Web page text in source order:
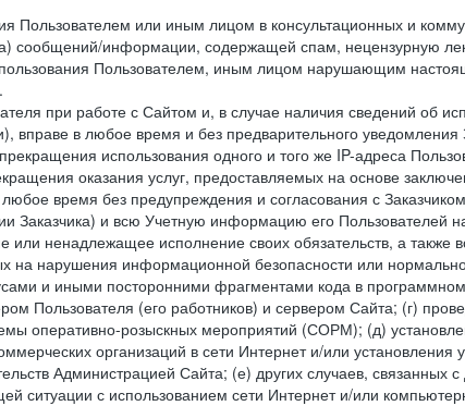
Пользователем или иным лицом в консультационных и
сообщений/информации, содержащей спам, нецензурную
Пользователем, иным лицом нарушающим
при работе с Сайтом и, в случае наличия сведений об
вправе в любое время и без предварительного
использования одного и того же IP-адреса
оказания услуг, предоставляемых на основе
время без предупреждения и согласования с
Заказчика) и всю Учетную информацию его Пользователей
или ненадлежащее исполнение своих обязательств, а также
на нарушения информационной безопасности или
и иными посторонними фрагментами кода в программном
Пользователя (его работников) и сервером Сайта; (г)
оперативно-розыскных мероприятий (СОРМ); (д)
организаций в сети Интернет и/или
Администрацией Сайта; (е) других случаев, связанных с
ситуации с использованием сети Интернет и/или